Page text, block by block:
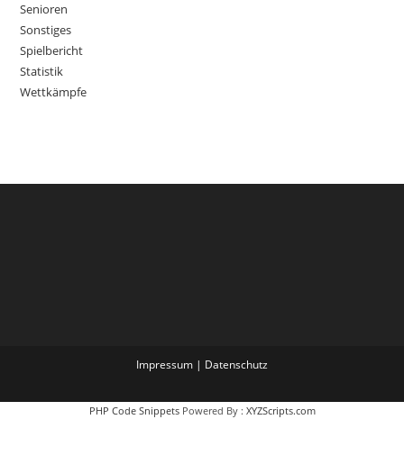
Senioren
Sonstiges
Spielbericht
Statistik
Wettkämpfe
Impressum | Datenschutz
PHP Code SnippetsPowered By : XYZScripts.com